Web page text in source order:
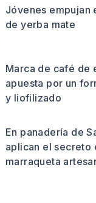
Jóvenes empujan
de yerba mate
Marca de café de
apuesta por un
y liofilizado
En panadería de
aplican el secreto
marraqueta